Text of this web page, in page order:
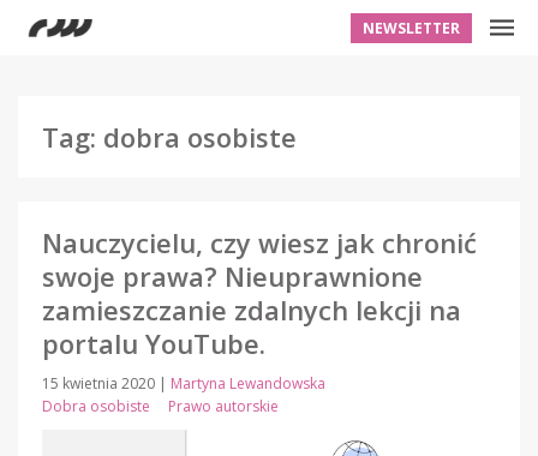
NEWSLETTER
Tag: dobra osobiste
Nauczycielu, czy wiesz jak chronić
swoje prawa? Nieuprawnione
zamieszczanie zdalnych lekcji na
portalu YouTube.
15 kwietnia 2020 | Martyna Lewandowska
Dobra osobiste
Prawo autorskie